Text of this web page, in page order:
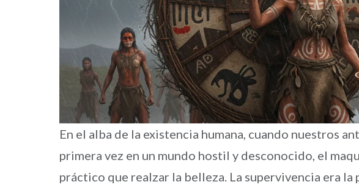
En el alba de la existencia humana, cuando nuestros
primera vez en un mundo hostil y desconocido, el
práctico que realzar la belleza. La supervivencia era